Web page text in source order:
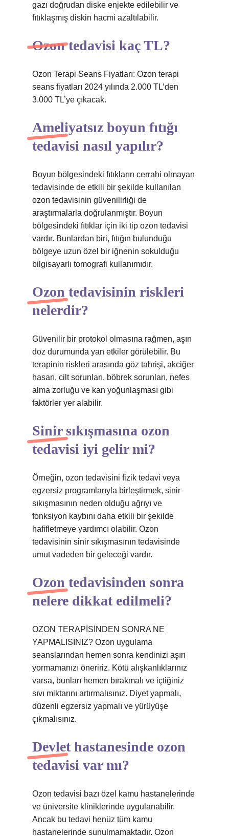
gazı doğrudan diske enjekte edilebilir ve
fıtıklaşmış diskin hacmi azaltılabilir.
Ozon tedavisi kaç TL?
Ozon Terapi Seans Fiyatları: Ozon terapi
seans fiyatları 2024 yılında 2.000 TL’den
3.000 TL’ye çıkacak.
Ameliyatsız boyun fıtığı
tedavisi nasıl yapılır?
Boyun bölgesindeki fıtıkların cerrahi olmayan
tedavisinde de etkili bir şekilde kullanılan
ozon tedavisinin güvenilirliği de
araştırmalarla doğrulanmıştır. Boyun
bölgesindeki fıtıklar için iki tip ozon tedavisi
vardır. Bunlardan biri, fıtığın bulunduğu
bölgeye uzun özel bir iğnenin sokulduğu
bilgisayarlı tomografi kullanımıdır.
Ozon tedavisinin riskleri
nelerdir?
Güvenilir bir protokol olmasına rağmen, aşırı
doz durumunda yan etkiler görülebilir. Bu
terapinin riskleri arasında göz tahrişi, akciğer
hasarı, cilt sorunları, böbrek sorunları, nefes
alma zorluğu ve kan yoğunlaşması gibi
faktörler yer alabilir.
Sinir sıkışmasına ozon
tedavisi iyi gelir mi?
Örneğin, ozon tedavisini fizik tedavi veya
egzersiz programlarıyla birleştirmek, sinir
sıkışmasının neden olduğu ağrıyı ve
fonksiyon kaybını daha etkili bir şekilde
hafifletmeye yardımcı olabilir. Ozon
tedavisinin sinir sıkışmasının tedavisinde
umut vadeden bir geleceği vardır.
Ozon tedavisinden sonra
nelere dikkat edilmeli?
OZON TERAPİSİNDEN SONRA NE
YAPMALISINIZ? Ozon uygulama
seanslarından hemen sonra kendinizi aşırı
yormamanızı öneririz. Kötü alışkanlıklarınız
varsa, bunları hemen bırakmalı ve içtiğiniz
sıvı miktarını artırmalısınız. Diyet yapmalı,
düzenli egzersiz yapmalı ve yürüyüşe
çıkmalısınız.
Devlet hastanesinde ozon
tedavisi var mı?
Ozon tedavisi bazı özel kamu hastanelerinde
ve üniversite kliniklerinde uygulanabilir.
Ancak bu tedavi henüz tüm kamu
hastanelerinde sunulmamaktadır. Ozon